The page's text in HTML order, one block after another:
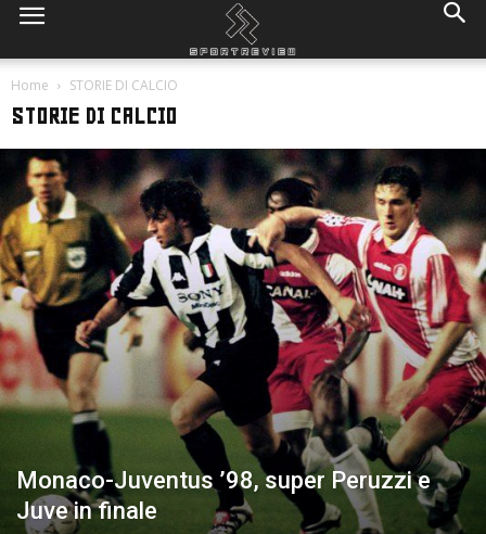
Home STORIE DI CALCIO
STORIE DI CALCIO
Monaco-Juventus ’98, super Peruzzi e
Juve in finale